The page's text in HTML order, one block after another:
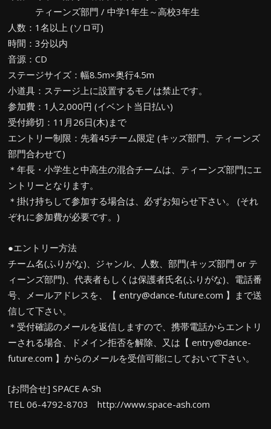
ティーンズ部門 / 中学1年生～高校3年生
人数：1名以上 (ソロ可)
時間：3分以内
音源：CD
ステージサイズ：幅8.5m×奥行4.5m
小道具：ステージ上に設置するモノは禁止です。
参加費：1人2,000円 (イベント当日払い)
受付締切：11月26日(木)まで
エントリー制限：先着45チーム限定 (キッズ部門、ティーンズ
部門合わせて)
＊年長・小学生と中高生の混合チームは、ティーンズ部門にエ
ントリーとなります。
＊掛け持ちして参加する場合は、必ずお知らせ下さい。 (それ
ぞれに参加費が必要です。)
●エントリー方法
チーム名(ふりがな)、ジャンル、人数、部門(キッズ部門 or テ
ィーンズ部門)、代表者もしくは保護者氏名(ふりがな)、電話番
号、メールアドレスを、【 entry@dance-future.com 】まで送
信して下さい。
＊受付確認のメールを返信しますので、携帯電話からエントリ
ーされる場合、ドメイン拒否を解除、又は【 entry@dance-
future.com 】からのメールを受信可能にしておいて下さい。
[お問合せ] SPACE A-Sh
TEL 06-4792-8703 http://www.space-ash.com